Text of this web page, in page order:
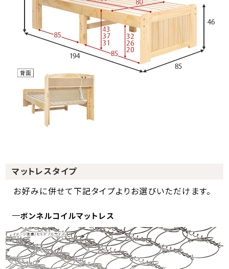
マットレスタイプ
お好みに併せて下記タイプよりお選びいただけます。
ボンネルコイルマットレス